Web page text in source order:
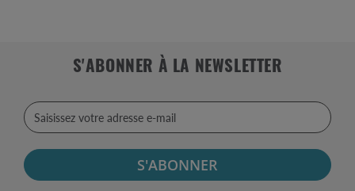
S'ABONNER À LA NEWSLETTER
S'ABONNER